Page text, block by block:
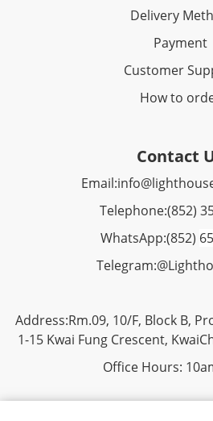
Delivery
Payment
Customer
How to
Contact
Email:
Telephone:(852)
WhatsApp:(852)
Telegram:
Address:Rm.09, 10/F, Block B,
1-15 Kwai Fung Crescent,
Office Hours: